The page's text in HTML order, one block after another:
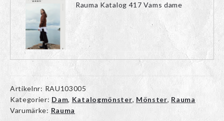
Rauma Katalog 417 Vams dame
Artikelnr: RAU103005
Kategorier: Dam, Katalogmönster, Mönster, Rauma
Varumärke: Rauma